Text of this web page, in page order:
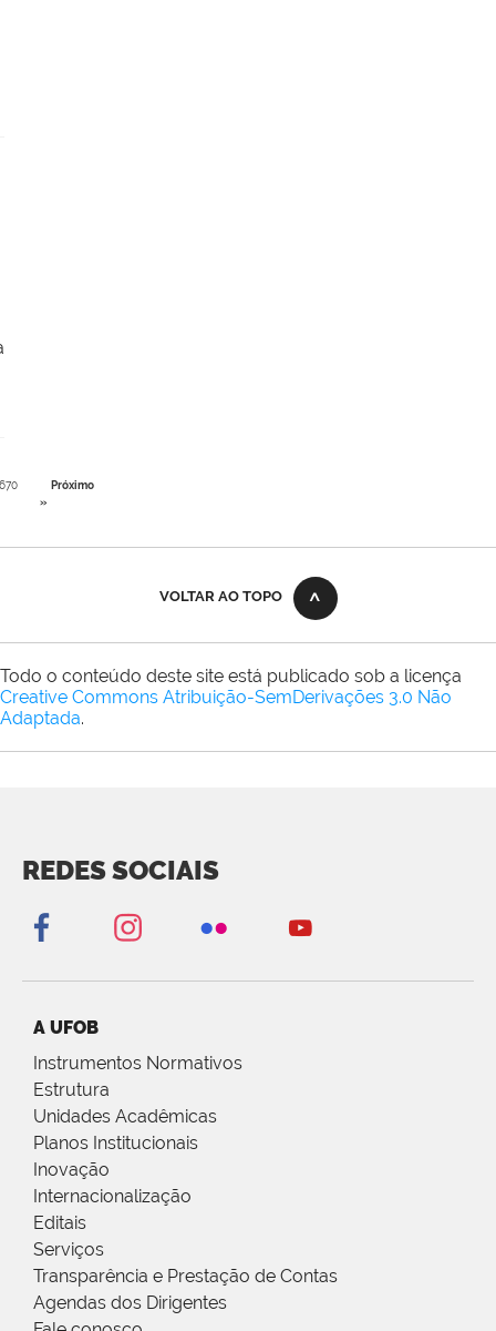
Próximo
»
VOLTAR AO TOPO
Todo o conteúdo deste site está publicado sob a licença
Creative Commons Atribuição-SemDerivações 3.0 Não
Adaptada.
REDES SOCIAIS
A UFOB
Instrumentos Normativos
Estrutura
Unidades Acadêmicas
Planos Institucionais
Inovação
Internacionalização
Editais
Serviços
Transparência e Prestação de Contas
Agendas dos Dirigentes